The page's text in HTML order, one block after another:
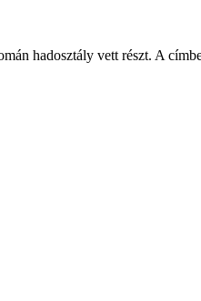
hadosztály vett részt. A